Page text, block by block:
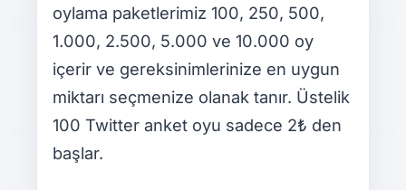
oylama paketlerimiz 100, 250, 500,
1.000, 2.500, 5.000 ve 10.000 oy
içerir ve gereksinimlerinize en uygun
miktarı seçmenize olanak tanır. Üstelik
100 Twitter anket oyu sadece 2₺ den
başlar.